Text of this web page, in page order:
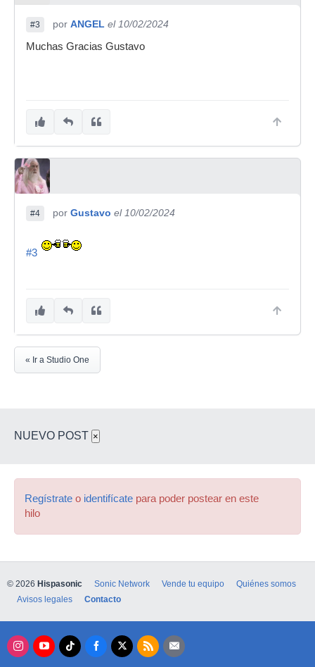
#3 por ANGEL el 10/02/2024
Muchas Gracias Gustavo
#4 por Gustavo el 10/02/2024
#3
« Ir a Studio One
NUEVO POST ×
Regístrate o identifícate para poder postear en este
hilo
© 2026 Hispasonic Sonic Network Vende tu equipo
Quiénes somos
Avisos legales
Contacto